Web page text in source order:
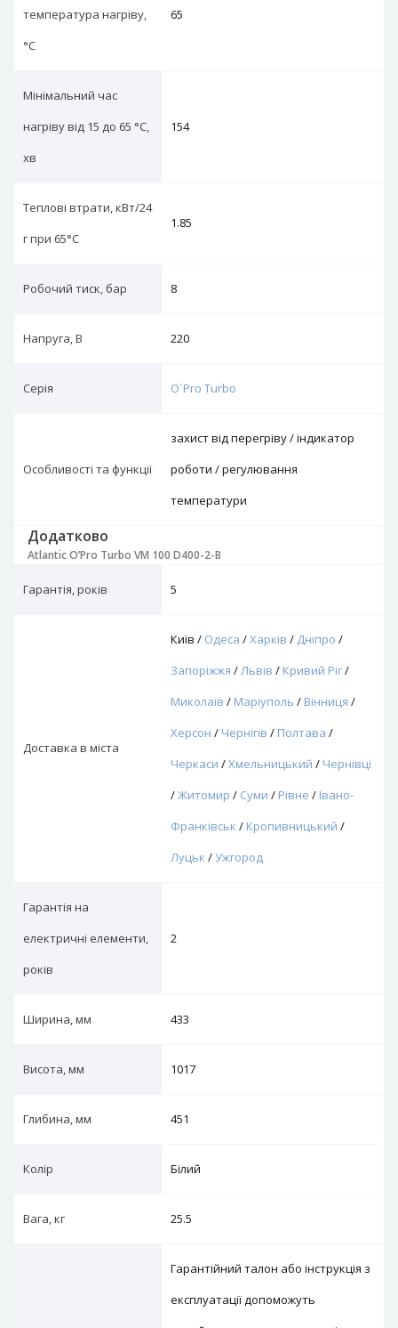
температура нагріву,
°С
65
Мінімальний час
нагріву від 15 до 65 °С,
хв
154
Теплові втрати, кВт/24
г при 65°C
1.85
Робочий тиск, бар 8
Напруга, В 220
Серія O`Pro Turbo
Особливості та функції
захист від перегріву / індикатор
роботи / регулювання
температури
Додатково
Atlantic O’Pro Turbo VM 100 D400-2-B
Гарантія, років 5
Доставка в міста
Київ / Одеса /Харків / Дніпро /
Запоріжжя /Львів / Кривий Ріг/
Миколаїв / Маріуполь / Вінниця /
Херсон / Чернігів / Полтава /
Черкаси /Хмельницький / Чернівці
/Житомир / Суми / Рівне / Івано-
Франківськ / Кропивницький /
Луцьк /Ужгород
Гарантія на
електричні елементи,
років
2
Ширина, мм 433
Висота, мм 1017
Глибина, мм 451
Колір Білий
Вага, кг 25.5
Гарантійний талон або інструкція з
експлуатації допоможуть